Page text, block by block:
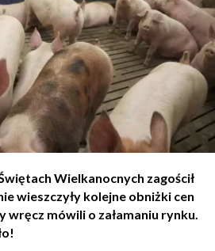
Wielkanocnych zagościł
wieszczyły kolejne obniżki cen
mówili o załamaniu rynku.